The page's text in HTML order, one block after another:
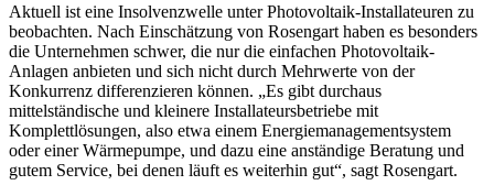
Aktuell ist eine Insolvenzwelle unter Photovoltaik-Installateuren zu
beobachten. Nach Einschätzung von Rosengart haben es besonders
die Unternehmen schwer, die nur die einfachen Photovoltaik-
Anlagen anbieten und sich nicht durch Mehrwerte von der
Konkurrenz differenzieren können. „Es gibt durchaus
mittelständische und kleinere Installateursbetriebe mit
Komplettlösungen, also etwa einem Energiemanagementsystem
oder einer Wärmepumpe, und dazu eine anständige Beratung und
gutem Service, bei denen läuft es weiterhin gut“, sagt Rosengart.